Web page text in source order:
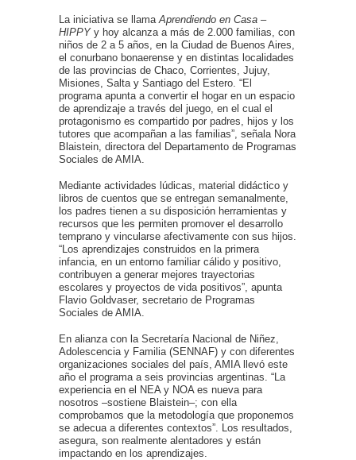
La iniciativa se llama Aprendiendo en Casa –
HIPPYy hoy alcanza a más de 2.000 familias, con
niños de 2 a 5 años, en la Ciudad de Buenos Aires,
el conurbano bonaerense y en distintas localidades
de las provincias de Chaco, Corrientes, Jujuy,
Misiones, Salta y Santiago del Estero. “El
programa apunta a convertir el hogar en un espacio
de aprendizaje a través del juego, en el cual el
protagonismo es compartido por padres, hijos y los
tutores que acompañan a las familias”, señala Nora
Blaistein, directora del Departamento de Programas
Sociales de AMIA.
Mediante actividades lúdicas, material didáctico y
libros de cuentos que se entregan semanalmente,
los padres tienen a su disposición herramientas y
recursos que les permiten promover el desarrollo
temprano y vincularse afectivamente con sus hijos.
“Los aprendizajes construidos en la primera
infancia, en un entorno familiar cálido y positivo,
contribuyen a generar mejores trayectorias
escolares y proyectos de vida positivos”, apunta
Flavio Goldvaser, secretario de Programas
Sociales de AMIA.
En alianza con la Secretaría Nacional de Niñez,
Adolescencia y Familia (SENNAF) y con diferentes
organizaciones sociales del país, AMIA llevó este
año el programa a seis provincias argentinas. “La
experiencia en el NEA y NOA es nueva para
nosotros –sostiene Blaistein–; con ella
comprobamos que la metodología que proponemos
se adecua a diferentes contextos”. Los resultados,
asegura, son realmente alentadores y están
impactando en los aprendizajes.